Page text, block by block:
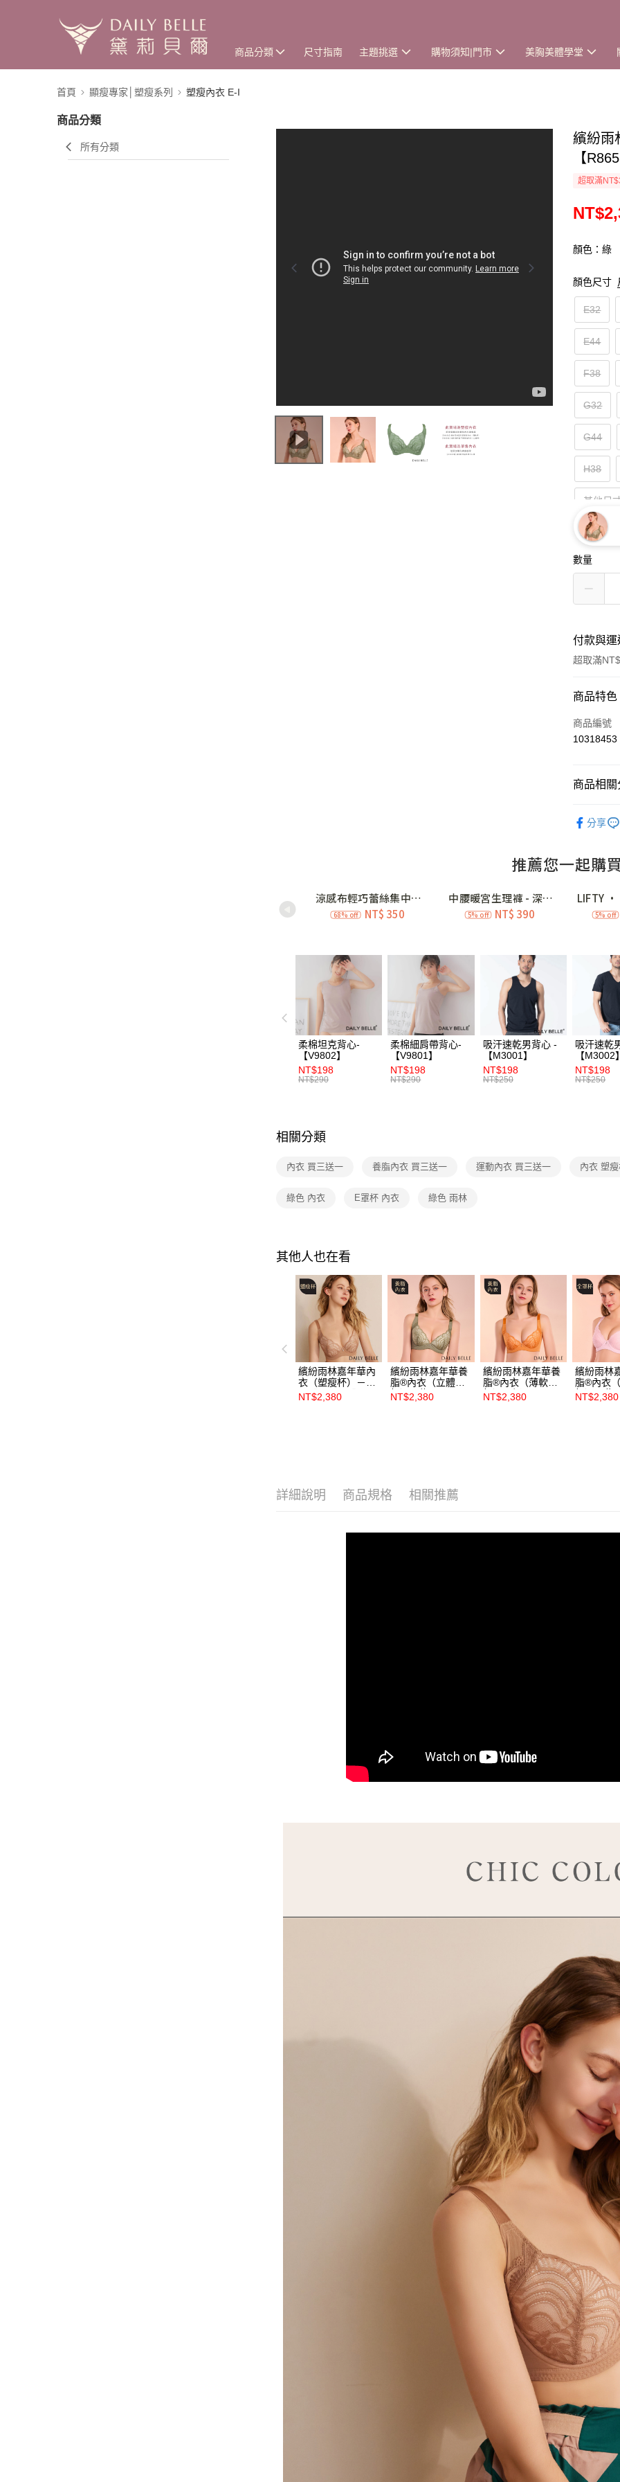
商品分類 尺寸指南 主題挑選 購物須知|門市 美胸美體學堂
首頁 顯瘦專家│塑瘦系列 塑瘦內衣 E-I
商品分類
所有分類
繽紛雨
【
超取滿
顏色：綠
顏色尺寸
E32
E44
F38
G32
G44
H38
其他尺
數量
付款與
超取滿
付款方式
信用卡一
合作金
上海商
匯豐（
元大商
台新國
LINE Pay
街口支付
ATM付款
全家付款
每筆
付款後全
每筆
7-11付款
每筆
每筆
商品特色
商品編號
10318453
商品相關
💗新生活
分享
柔棉坦克背心-
【V9802】
NT$198
NT$290
柔棉細肩帶背心-
【V9801】
NT$198
NT$290
吸汗速乾男背心 -
【M3001】
NT$198
NT$250
吸汗速乾
【M3002
NT$198
NT$250
相關分類
內衣 買三送一 養脂內衣 買三送一 運動內衣 買三送一 內衣 塑
綠色 內衣 E罩杯 內衣 綠色 雨林
其他人也在看
繽紛雨林嘉年華內
衣（塑瘦杯）－可
可【R86582】
NT$2,380
繽紛雨林嘉年華養
脂®內衣（立體
杯）－綠
【R86581】
NT$2,380
繽紛雨林嘉年華養
脂®內衣（薄軟
杯）－橘
【R8658】
NT$2,380
繽紛雨林
脂®內衣
杯）－紫
【
NT$2,380
詳細說明 商品規格 相關推薦